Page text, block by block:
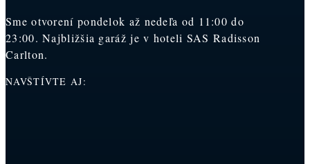
Sme otvorení pondelok až nedeľa od 11:00 do
23:00. Najbližšia garáž je v hoteli SAS Radisson
Carlton.
NAVŠTÍVTE AJ: